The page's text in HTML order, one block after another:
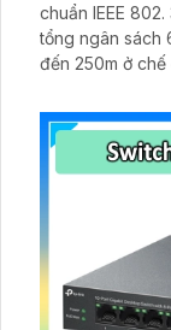
chuẩn IEEE
tổng ngân sách 63W. Hỗ trợ truyền dữ liệu
đến 250m ở
Plug & Play dễ